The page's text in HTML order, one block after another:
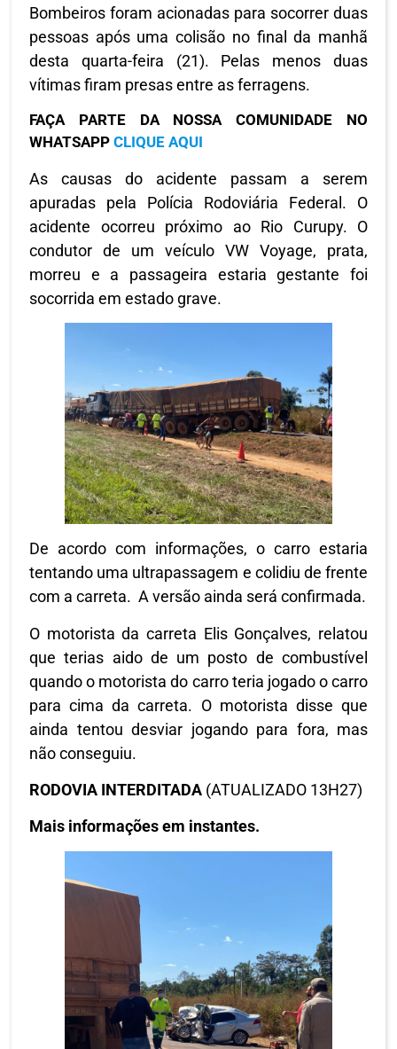
Bombeiros foram acionadas para socorrer duas
pessoas após uma colisão no final da manhã
desta quarta-feira (21). Pelas menos duas
vítimas firam presas entre as ferragens.
FAÇA PARTE DA NOSSA COMUNIDADE NO
WHATSAPP CLIQUE AQUI
As causas do acidente passam a serem
apuradas pela Polícia Rodoviária Federal. O
acidente ocorreu próximo ao Rio Curupy. O
condutor de um veículo VW Voyage, prata,
morreu e a passageira estaria gestante foi
socorrida em estado grave.
De acordo com informações, o carro estaria
tentando uma ultrapassagem e colidiu de frente
com a carreta. A versão ainda será confirmada.
O motorista da carreta Elis Gonçalves, relatou
que terias aido de um posto de combustível
quando o motorista do carro teria jogado o carro
para cima da carreta. O motorista disse que
ainda tentou desviar jogando para fora, mas
não conseguiu.
RODOVIA INTERDITADA (ATUALIZADO 13H27)
Mais informações em instantes.